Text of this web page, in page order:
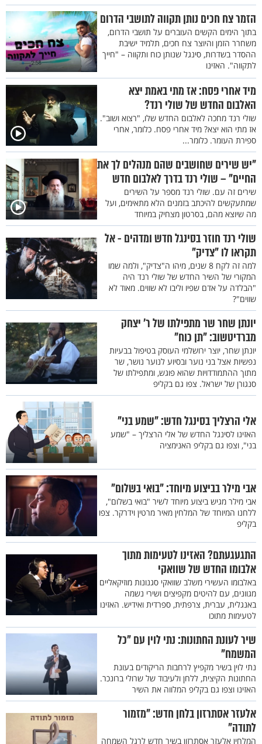
הזמר צח חכים נותן תקווה לתושבי הדרום
בתוך הימים הקשים העוברים על תושבי הדרום,
משחרר הזמן והיוצר צח חכים, תלמיד ישיבת
ההסדר בשדרות, סינגל שנותן כוח ותקווה – "חייך
לתקווה". האזינו
מיד אחרי פסח: אז מתי באמת יצא
האלבום החדש של שולי רנד?
שולי רנד מחכה לאלבום החדש שלו, "רצוא ושוב".
אז מתי הוא יצא? מיד אחרי פסח. כלומר, אחרי
ספירת העומר. כלומר...
"יש שירים שחושבים שהם מנהלים לך את
החיים" – שולי רנד בדרך לאלבום חדש
שירים זה עם. שולי רנד מספר על השירים
שמתעקשים להיכתב בזמנים הלא מתאימים, ועל
מה שיוצא מהם, בסרטון מצחיק במיוחד
שולי רנד חוזר בסינגל חדש ומדהים - אל
תקראו לו "צדיק"
למה זה לקח 8 שנים, מיהו ה"צדיק", ולמה שמו
המקורי של השיר החדש של שולי רנד היה
"הבלדה על אדם שפיו וליבו לא שווים. מאוד לא
שווים"?
יונתן שחר שר מתפילתו של ר' יצחק
מברדיטשוב: "תן כוח"
יונתן שחר, יוצר ירושלמי העוסק בטיפול בבעיות
נפשיות אצל בני נוער ובסיוע לנוער נושר, שר
מתוך ההתמודדויות שהוא פוגש, ומתפילתו של
סנגורן של ישראל. צפו גם בקליפ
אלי הרצליך בסינגל חדש: "שמע בני"
האזינו לסינגל החדש של אלי הרצליך – "שמע
בני", וצפו גם בקליפ האנימציה
אבי מילר בביצוע מיוחד: "בואי בשלום"
אבי מילר מגיש ביצוע מיוחד לשיר "בואי בשלום",
ללחנו המיוחד של המלחין מאיר מרטין וידרקר. צפו
בקליפ
התגעגעתם? האזינו לטעימות מתוך
אלבומו החדש של שוואקי
באלבומו העשירי משלב שוואקי סגנונות מוזיקאליים
מגוונים, עם להיטים מקפיצים ושירי נשמה
באנגלית, עברית, צרפתית, ספרדית ואידיש. האזינו
לטעימות מתוכו
שיר לעונת החתונות: נתי לוין עם "כל
המשמח"
נתי לוין בשיר מקפיץ לרחבות הריקודים בעונת
החתונות הקיצית, ללחן ולעיבוד של שרולי ברונכר.
האזינו וצפו גם בקליפ המלווה את השיר
אלעזר אסתרזון בלחן חדש: "מזמור
לתודה"
המלחין אלעזר אסתרזון בשיר חדש לרגל השמחה